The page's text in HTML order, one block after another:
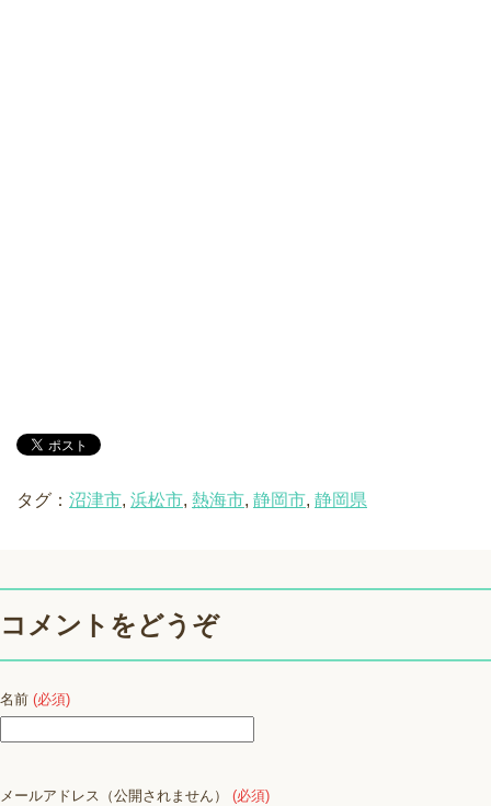
タグ： 沼津市, 浜松市, 熱海市, 静岡市, 静岡県
コメントをどうぞ
名前 (必須)
メールアドレス（公開されません） (必須)